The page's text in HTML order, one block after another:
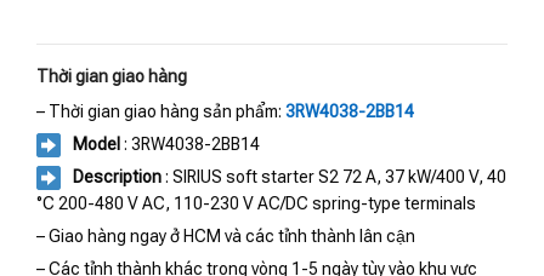
Thời gian giao hàng
– Thời gian giao hàng sản phẩm: 3RW4038-2BB14
Model : 3RW4038-2BB14
Description: SIRIUS soft starter S2 72 A, 37 kW/400 V, 40
°C 200-480 V AC, 110-230 V AC/DC spring-type terminals
– Giao hàng ngay ở HCM và các tỉnh thành lân cận
– Các tỉnh thành khác trong vòng 1-5 ngày tùy vào khu vực